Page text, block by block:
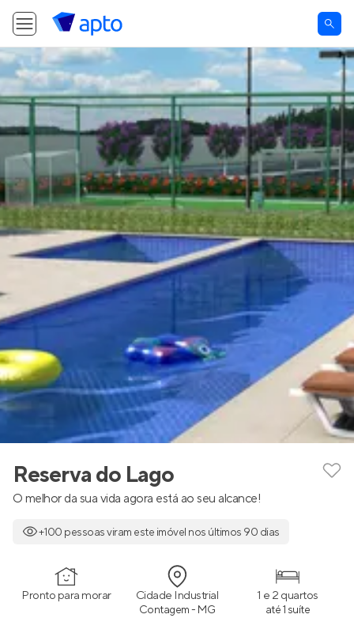
Reserva do Lago
O melhor da sua vida agora está ao seu alcance!
+100 pessoas viram este imóvel nos últimos 90 dias
Pronto para morar Cidade Industrial
Contagem - MG
1 e 2 quartos
até 1 suíte